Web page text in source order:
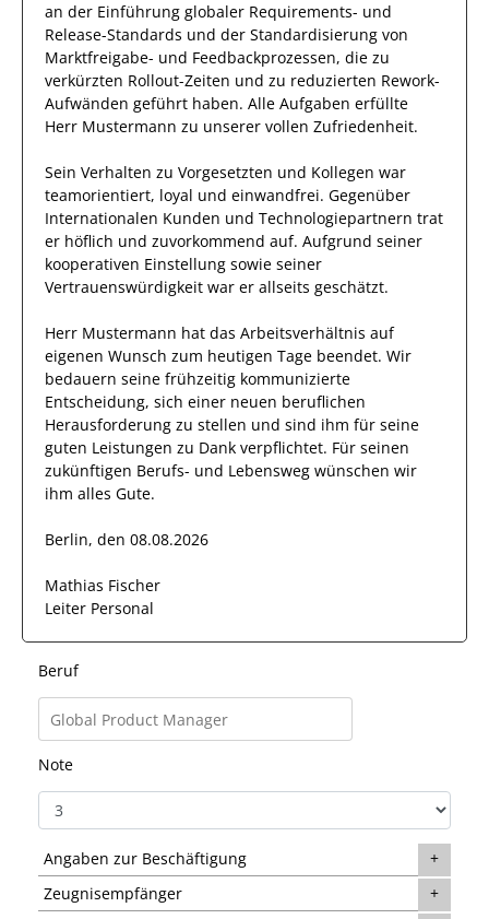
an der Einführung globaler Requirements- und
Release-Standards und der Standardisierung von
Marktfreigabe- und Feedbackprozessen, die zu
verkürzten Rollout-Zeiten und zu reduzierten Rework-
Aufwänden geführt haben. Alle Aufgaben erfüllte
Herr Mustermann zu unserer vollen Zufriedenheit.
Sein Verhalten zu Vorgesetzten und Kollegen war
teamorientiert, loyal und einwandfrei. Gegenüber
Internationalen Kunden und Technologiepartnern trat
er höflich und zuvorkommend auf. Aufgrund seiner
kooperativen Einstellung sowie seiner
Vertrauenswürdigkeit war er allseits geschätzt.
Herr Mustermann hat das Arbeitsverhältnis auf
eigenen Wunsch zum heutigen Tage beendet. Wir
bedauern seine frühzeitig kommunizierte
Entscheidung, sich einer neuen beruflichen
Herausforderung zu stellen und sind ihm für seine
guten Leistungen zu Dank verpflichtet. Für seinen
zukünftigen Berufs- und Lebensweg wünschen wir
ihm alles Gute.
Berlin, den 08.08.2026
Mathias Fischer
Leiter Personal
Beruf
Note
Angaben zur Beschäftigung
Zeugnisempfänger